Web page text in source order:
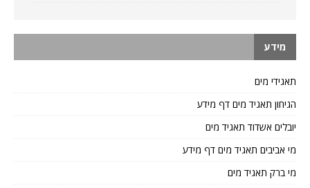
מידע
תאגידי מים
הגיחון תאגיד מים דף מידע
יובלים אשדוד תאגיד מים
מי אביבים תאגיד מים דף מידע
מי ברק תאגיד מים